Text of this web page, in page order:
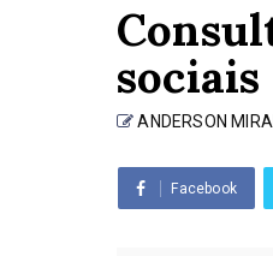
sociais
ANDERSON
Facebook